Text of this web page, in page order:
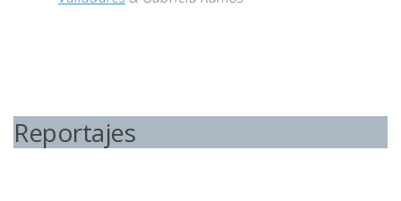
Reportajes